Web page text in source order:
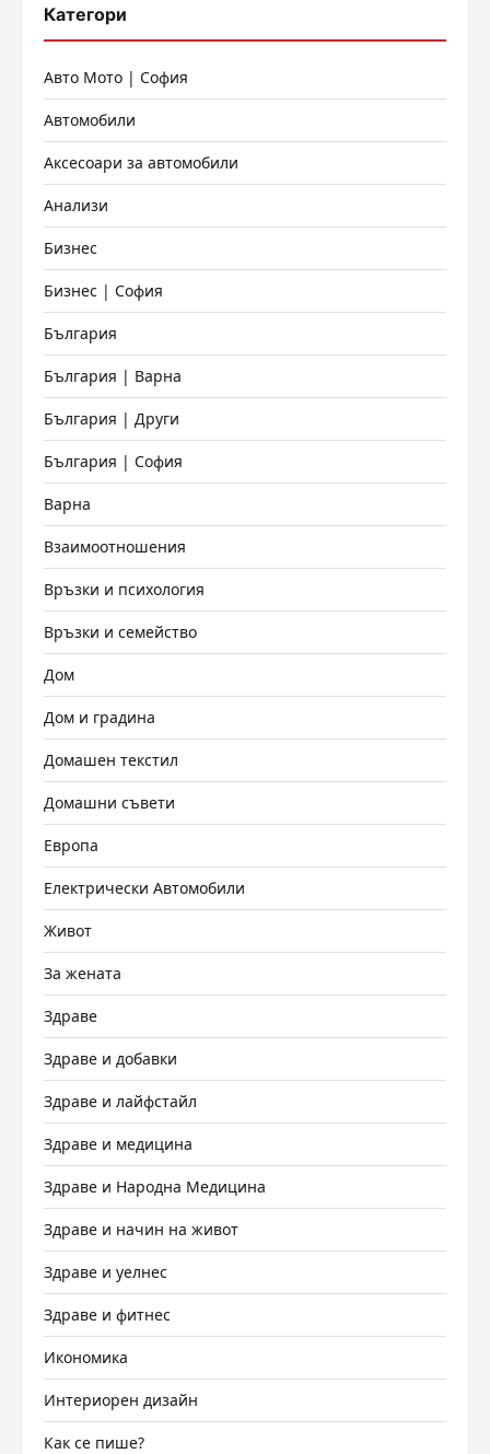
Категори
Авто Мото | София
Автомобили
Аксесоари за автомобили
Анализи
Бизнес
Бизнес | София
България
България | Варна
България | Други
България | София
Варна
Взаимоотношения
Връзки и психология
Връзки и семейство
Дом
Дом и градина
Домашен текстил
Домашни съвети
Европа
Електрически Автомобили
Живот
За жената
Здраве
Здраве и добавки
Здраве и лайфстайл
Здраве и медицина
Здраве и Народна Медицина
Здраве и начин на живот
Здраве и уелнес
Здраве и фитнес
Икономика
Интериорен дизайн
Как се пише?